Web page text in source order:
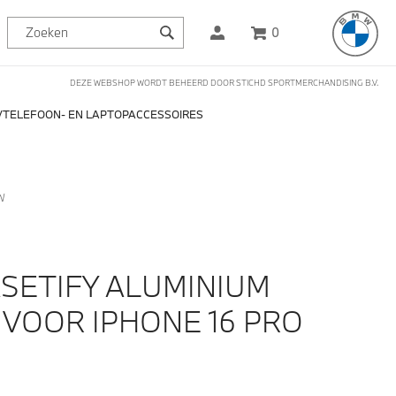
0
DEZE WEBSHOP WORDT BEHEERD DOOR STICHD SPORTMERCHANDISING B.V.
TELEFOON- EN LAPTOPACCESSOIRES
ALUMINIUM
IPHONE 16 PRO